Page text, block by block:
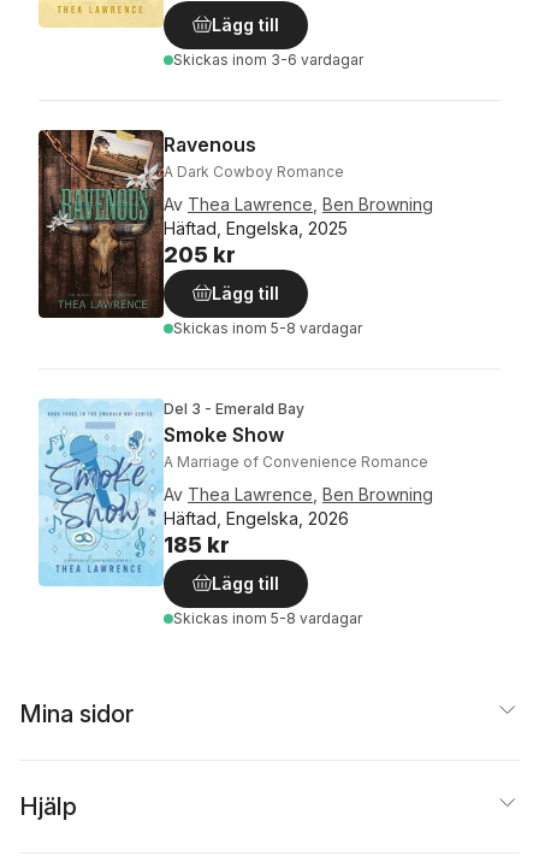
Lägg till
Skickas inom 3-6 vardagar
Ravenous
A Dark Cowboy Romance
Av Thea Lawrence Ben Browning
Häftad, Engelska, 2025
205 kr
Lägg till
Skickas inom 5-8 vardagar
Del 3 - Emerald Bay
Smoke Show
A Marriage of Convenience Romance
Av Thea Lawrence Ben Browning
Häftad, Engelska, 2026
185 kr
Lägg till
Skickas inom 5-8 vardagar
Mina sidor
Hjälp